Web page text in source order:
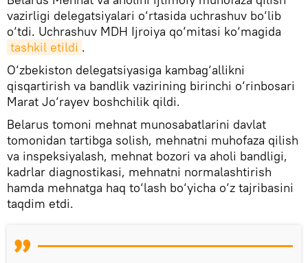
vazirligi delegatsiyalari o‘rtasida uchrashuv bo‘lib
o‘tdi. Uchrashuv MDH Ijroiya qo‘mitasi ko‘magida
tashkil etildi .
O‘zbekiston delegatsiyasiga kambag‘allikni
qisqartirish va bandlik vazirining birinchi o‘rinbosari
Marat Jo‘rayev boshchilik qildi.
Belarus tomoni mehnat munosabatlarini davlat
tomonidan tartibga solish, mehnatni muhofaza qilish
va inspeksiyalash, mehnat bozori va aholi bandligi,
kadrlar diagnostikasi, mehnatni normalashtirish
hamda mehnatga haq to‘lash bo‘yicha o‘z tajribasini
taqdim etdi.